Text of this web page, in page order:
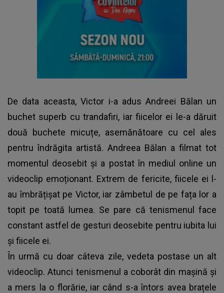
De data aceasta, Victor i-a adus Andreei Bălan un
buchet superb cu trandafiri, iar fiicelor ei le-a dăruit
două buchete micuțe, asemănătoare cu cel ales
pentru îndrăgita artistă. Andreea Bălan a filmat tot
momentul deosebit și a postat în mediul online un
videoclip emoționant. Extrem de fericite, fiicele ei l-
au îmbrățișat pe Victor, iar zâmbetul de pe fața lor a
topit pe toată lumea. Se pare că tenismenul face
constant astfel de gesturi deosebite pentru iubita lui
și fiicele ei.
În urmă cu doar câteva zile, vedeta postase un alt
videoclip. Atunci tenismenul a coborât din mașină și
a mers la o florărie, iar când s-a întors avea brațele